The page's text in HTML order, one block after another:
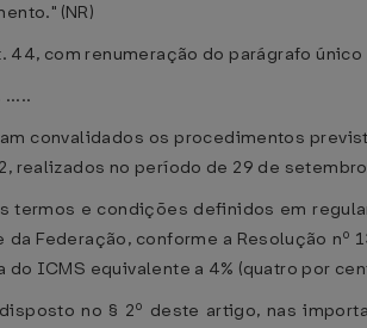
(NR)
44, com renumeração do parágrafo
convalidados os procedimentos
realizados no período de 29 de
termos e condições definidos em
da Federação, conforme a Resolução
do ICMS equivalente a 4% (quatro por
no § 2º deste artigo, nas